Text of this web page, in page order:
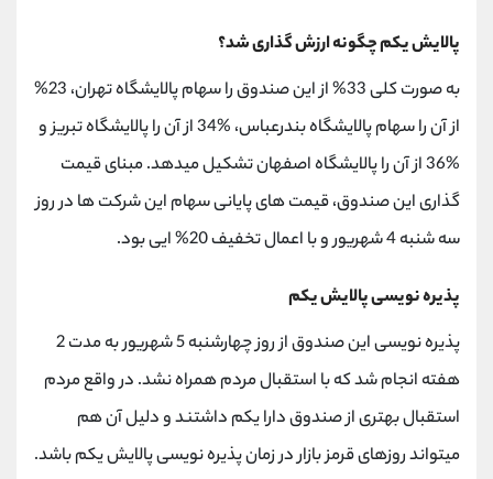
پالایش یکم چگونه ارزش گذاری شد؟
به صورت کلی 33% از این صندوق را سهام پالایشگاه تهران، 23%
از آن را سهام پالایشگاه بندرعباس، %34 از آن را پالایشگاه تبریز و
%36 از آن را پالایشگاه اصفهان تشکیل میدهد. مبنای قیمت
گذاری این صندوق، قیمت های پایانی سهام این شرکت ها در روز
سه شنبه 4 شهریور و با اعمال تخفیف 20% ایی بود.
پذیره نویسی پالایش یکم
پذیره نویسی این صندوق از روز چهارشنبه 5 شهریور به مدت 2
هفته انجام شد که با استقبال مردم همراه نشد. در واقع مردم
استقبال بهتری از صندوق دارا یکم داشتند و دلیل آن هم
میتواند روزهای قرمز بازار در زمان پذیره نویسی پالایش یکم باشد.